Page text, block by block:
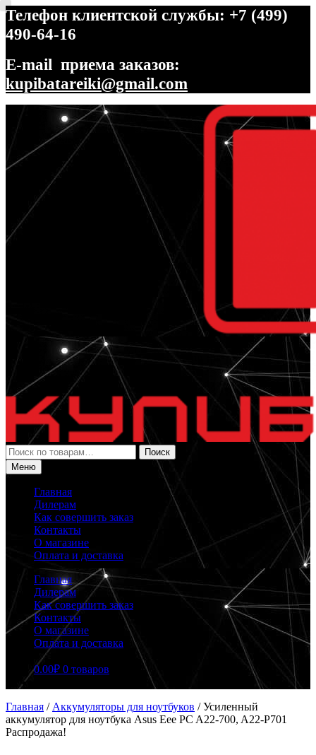
Телефон клиентской службы: +7 (499)
490-64-16
E-mail приема заказов:
kupibatareiki@gmail.com
Перейти
навигации
Перейти
содержимому
Искать:
Поиск
Меню
Главная
Дилерам
Как совершить заказ
Контакты
О магазине
Оплата и доставка
Главная
Дилерам
Как совершить заказ
Контакты
О магазине
Оплата и доставка
0.00₽ 0 товаров
Главная / Аккумуляторы для ноутбуков /Усиленный
аккумулятор для ноутбука Asus Eee PC A22-700, A22-P701
Распродажа!